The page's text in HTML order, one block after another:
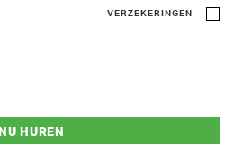
VERZEKERINGEN
NU HUREN